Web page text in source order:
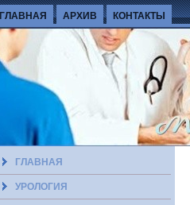
ГЛАВНАЯ АРХИВ КОНТАКТЫ
ГЛАВНАЯ
УРОЛОГИЯ